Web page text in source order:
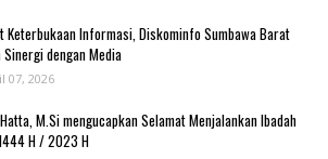
Keterbukaan Informasi, Diskominfo Sumbawa Barat
Sinergi dengan Media
07, 2026
M.Si mengucapkan Selamat Menjalankan Ibadah
H / 2023 H